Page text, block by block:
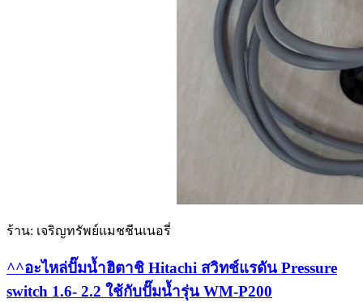
ร้าน: เจริญทรัพย์แมชชีนเนอรี่
^^อะไหล่ปั๊มน้ำฮิตาชิ Hitachi สวิทช์แรดัน Pressure
switch 1.6- 2.2 ใช้กับปั๊มน้ำรุ่น WM-P200